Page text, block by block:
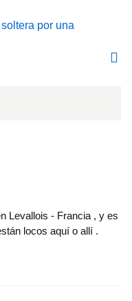
por una
Levallois - Francia , y es
locos aquí o allí .